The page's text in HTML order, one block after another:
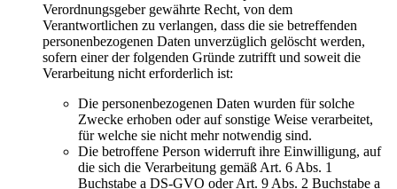
Verordnungsgeber gewährte Recht, von dem
Verantwortlichen zu verlangen, dass die sie betreffenden
personenbezogenen Daten unverzüglich gelöscht werden,
sofern einer der folgenden Gründe zutrifft und soweit die
Verarbeitung nicht erforderlich ist:
Die personenbezogenen Daten wurden für solche
Zwecke erhoben oder auf sonstige Weise verarbeitet,
für welche sie nicht mehr notwendig sind.
Die betroffene Person widerruft ihre Einwilligung, auf
die sich die Verarbeitung gemäß Art. 6 Abs. 1
Buchstabe a DS-GVO oder Art. 9 Abs. 2 Buchstabe a